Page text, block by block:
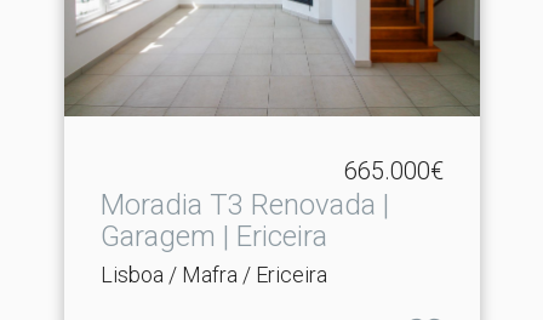
665.000€
Moradia T3 Renovada |
Garagem | Ericeira
Lisboa / Mafra / Ericeira